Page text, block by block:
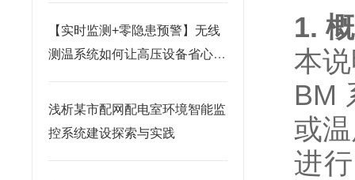
【实时监测+零隐患预警】无线
测温系统如何让高压设备省心又
浅析某市配网配电室环境智能监
控系统建设探索与实践
1.
本
BM
或
进